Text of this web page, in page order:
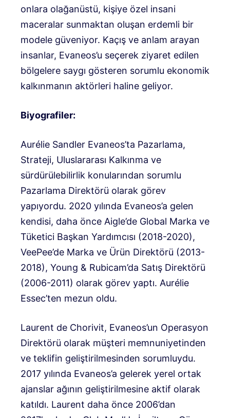
onlara olağanüstü, kişiye özel insani
maceralar sunmaktan oluşan erdemli bir
modele güveniyor. Kaçış ve anlam arayan
insanlar, Evaneos’u seçerek ziyaret edilen
bölgelere saygı gösteren sorumlu ekonomik
kalkınmanın aktörleri haline geliyor.
Biyografiler:
Aurélie Sandler Evaneos’ta Pazarlama,
Strateji, Uluslararası Kalkınma ve
sürdürülebilirlik konularından sorumlu
Pazarlama Direktörü olarak görev
yapıyordu. 2020 yılında Evaneos’a gelen
kendisi, daha önce Aigle’de Global Marka ve
Tüketici Başkan Yardımcısı (2018-2020),
VeePee’de Marka ve Ürün Direktörü (2013-
2018), Young & Rubicam’da Satış Direktörü
(2006-2011) olarak görev yaptı. Aurélie
Essec’ten mezun oldu.
Laurent de Chorivit, Evaneos’un Operasyon
Direktörü olarak müşteri memnuniyetinden
ve teklifin geliştirilmesinden sorumluydu.
2017 yılında Evaneos’a gelerek yerel ortak
ajanslar ağının geliştirilmesine aktif olarak
katıldı. Laurent daha önce 2006’dan